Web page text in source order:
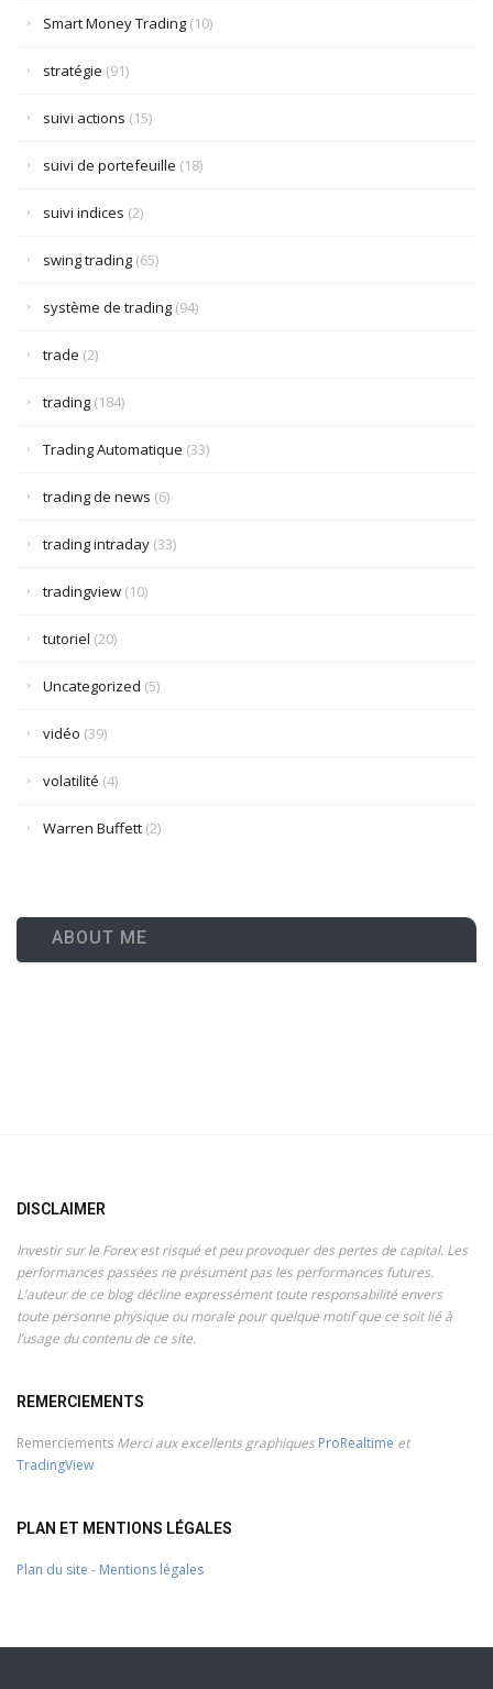
Smart Money Trading (10)
stratégie (91)
suivi actions (15)
suivi de portefeuille (18)
suivi indices (2)
swing trading (65)
système de trading (94)
trade (2)
trading (184)
Trading Automatique (33)
trading de news (6)
trading intraday (33)
tradingview (10)
tutoriel (20)
Uncategorized (5)
vidéo (39)
volatilité (4)
Warren Buffett (2)
ABOUT ME
DISCLAIMER
Investir sur le Forex est risqué et peu provoquer des pertes de capital. Les
performances passées ne présument pas les performances futures.
L'auteur de ce blog décline expressément toute responsabilité envers
toute personne physique ou morale pour quelque motif que ce soit lié à
l’usage du contenu de ce site.
REMERCIEMENTS
Remerciements Merci aux excellents graphiques ProRealtime et
TradingView
PLAN ET MENTIONS LÉGALES
Plan du site - Mentions légales